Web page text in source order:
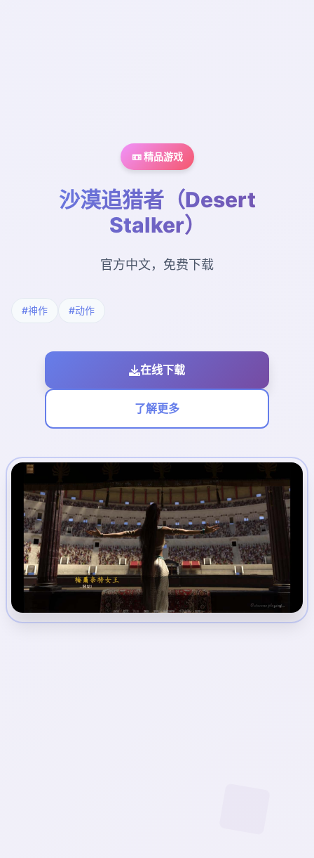
📼 精品游戏
沙漠追猎者（Desert
Stalker）
官方中文，免费下载
#神作 #动作
在线下载
了解更多